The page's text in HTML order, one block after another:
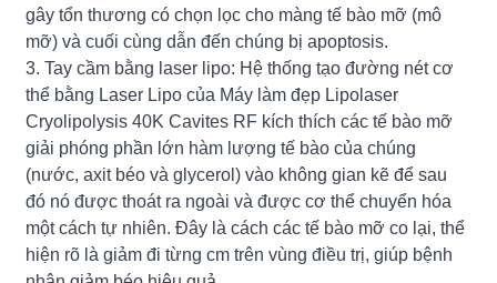
gây tổn thương có chọn lọc cho màng tế bào mỡ (mô
mỡ) và cuối cùng dẫn đến chúng bị apoptosis.
3. Tay cầm bằng laser lipo: Hệ thống tạo đường nét cơ
thể bằng Laser Lipo của Máy làm đẹp Lipolaser
Cryolipolysis 40K Cavites RF kích thích các tế bào mỡ
giải phóng phần lớn hàm lượng tế bào của chúng
(nước, axit béo và glycerol) vào không gian kẽ để sau
đó nó được thoát ra ngoài và được cơ thể chuyển hóa
một cách tự nhiên. Đây là cách các tế bào mỡ co lại, thể
hiện rõ là giảm đi từng cm trên vùng điều trị, giúp bệnh